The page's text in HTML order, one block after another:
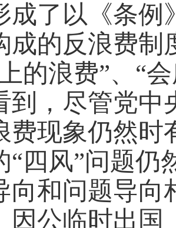
成了以《条例
成的反浪费制
的浪费”、“
到，尽管党中
费现象仍然时
“四风”问题仍
向和问题导
因公临时出国